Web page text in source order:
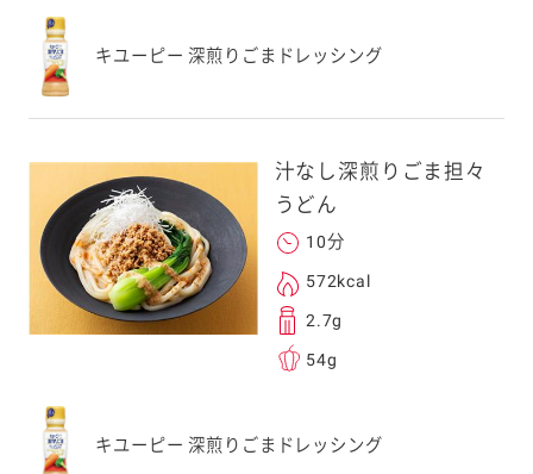
キユーピー 深煎りごまドレッシング
汁なし深煎りごま担々
うどん
10分
572kcal
2.7g
54g
キユーピー 深煎りごまドレッシング